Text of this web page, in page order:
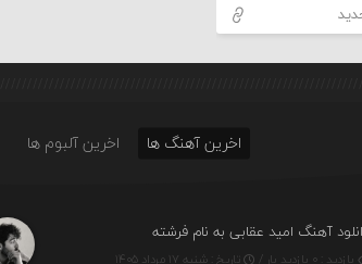
اخرین آهنگ ها اخرین آلبوم ها
آهنگ امید عقابی به نام فرشته
بازدید : ۰ بازدید بار / تاریخ : شنبه ۱۷ مرداد ۱۴۰۵